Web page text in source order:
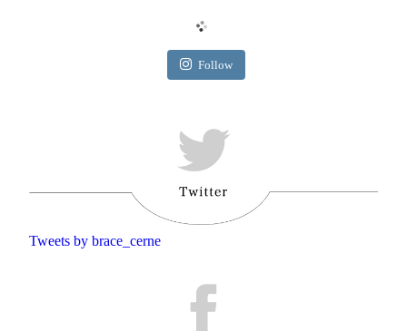
Follow
Tweets by brace_cerne